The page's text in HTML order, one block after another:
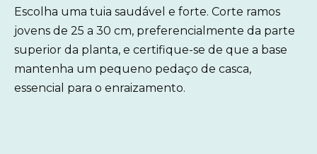
Escolha uma tuia saudável e forte. Corte ramos
jovens de 25 a 30 cm, preferencialmente da parte
superior da planta, e certifique-se de que a base
mantenha um pequeno pedaço de casca,
essencial para o enraizamento.